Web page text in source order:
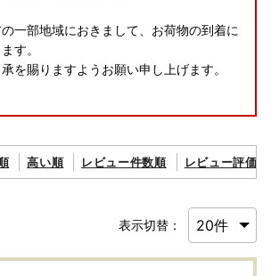
一部地域におきまして、お荷物の到着に
す。
を賜りますようお願い申し上げます。
下の期間につきまして、返礼品の発送を
ます。
定便は除く
ータルサイトに掲載の期日よりも、お届
高い順 レビュー件数順 レビュー評価順
表示切替：